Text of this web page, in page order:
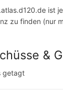
ist
zu finden (nur
&
getagt